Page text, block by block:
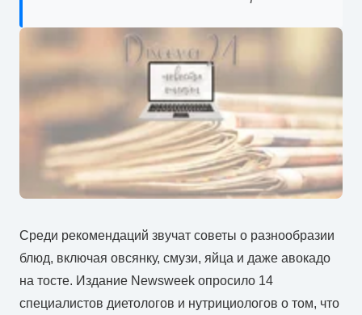
Среди рекомендаций звучат советы о разнообразии
блюд, включая овсянку, смузи, яйца и даже авокадо
на тосте. Издание Newsweek опросило 14
специалистов диетологов и нутрициологов о том, что